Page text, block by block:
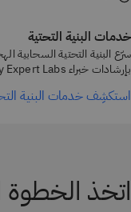
خدمات البنية التحتية
سرّع البنية التحتية السحابية
بإرشادات خبراء IBM Technology Expert Labs.
استكشِف خدمات البنية
اتخذ الخطوة